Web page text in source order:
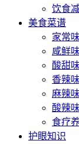
饮食
美食菜谱
家常
咸鲜
酸甜
香辣
麻辣
酸辣
食疗
护眼知识